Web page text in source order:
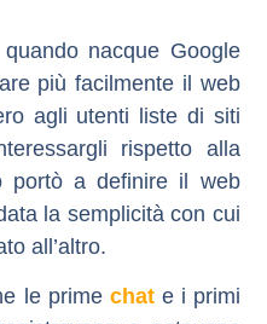
nacque Google
più facilmente il web
agli utenti liste di siti
rispetto alla
portò a definire il web
la semplicità con cui
all’altro.
le prime chate i primi